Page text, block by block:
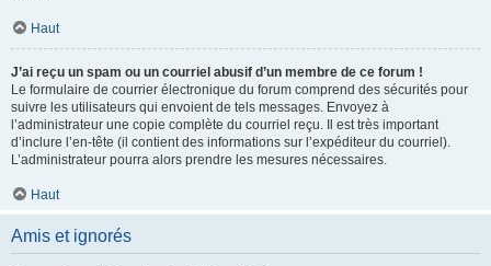
Haut
J’ai reçu un spam ou un courriel abusif d’un membre de ce forum !
Le formulaire de courrier électronique du forum comprend des sécurités pour
suivre les utilisateurs qui envoient de tels messages. Envoyez à
l’administrateur une copie complète du courriel reçu. Il est très important
d’inclure l’en-tête (il contient des informations sur l’expéditeur du courriel).
L’administrateur pourra alors prendre les mesures nécessaires.
Haut
Amis et ignorés